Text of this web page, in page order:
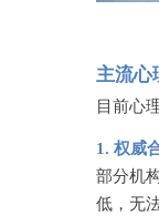
主流心
目前心
1. 权威
部分机
低，无